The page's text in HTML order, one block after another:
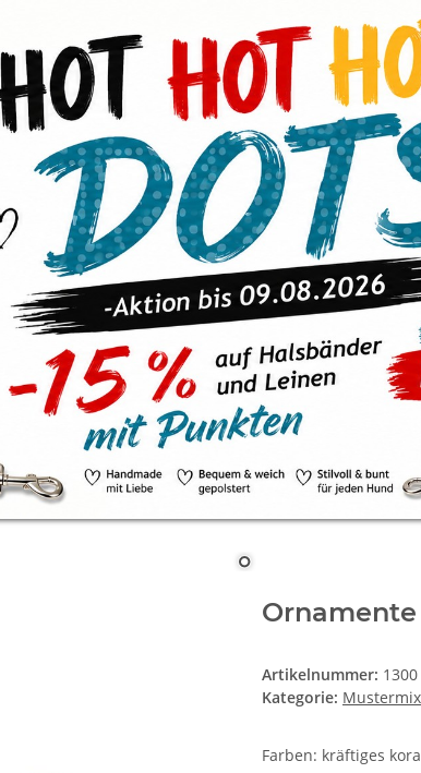
Artikelnummer: 1300
Kategorie: Mustermix
Farben: kräftiges